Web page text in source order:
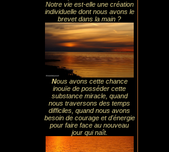
Notre vie est-elle une création
individuelle dont nous avons le
brevet dans la main ?
Nous avons cette chance
inouïe de posséder cette
substance miracle, quand
nous traversons des temps
difficiles, quand nous avons
besoin de courage et d'énergie
pour faire face au nouveau
jour qui naît.